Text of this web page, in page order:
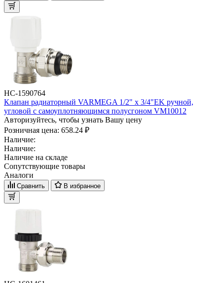
НС-1590764
Клапан радиаторный VARMEGA 1/2" x 3/4"EK ручной,
угловой с самоуплотняющимся полусгоном VM10012
Авторизуйтесь, чтобы узнать Вашу цену
Розничная цена: 658.24 ₽
Наличие:
Наличие:
Наличие на складе
Сопутствующие товары
Аналоги
Сравнить В избранное